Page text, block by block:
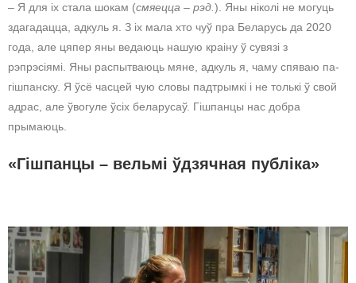
– Я для іх стала шокам (смяецца – рэд.). Яны ніколі не могуць
здагадацца, адкуль я. З іх мала хто чуў пра Беларусь да 2020
года, але цяпер яны ведаюць нашую краіну ў сувязі з
рэпрэсіямі. Яны распытваюць мяне, адкуль я, чаму спяваю па-
гішпанску. Я ўсё часцей чую словы падтрымкі і не толькі ў свой
адрас, але ўвогуле ўсіх беларусаў. Гішпанцы нас добра
прымаюць.
«Гішпанцы – вельмі ўдзячная публіка»